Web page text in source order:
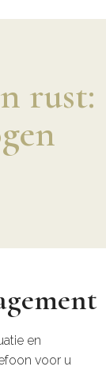
rust:
en
voor u